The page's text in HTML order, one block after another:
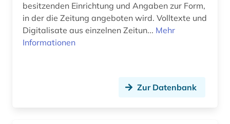
district of columbia (1)
dokumentarfilm (8)
besitzenden Einrichtung und Angaben zur Form,
in der die Zeitung angeboten wird. Volltexte und
Digitalisate aus einzelnen Zeitun... Mehr
Informationen
Zur Datenbank